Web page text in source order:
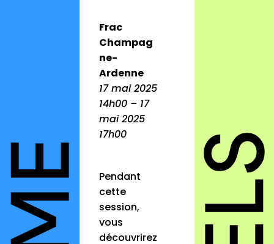
Frac
Champag
ne-
Ardenne
17 mai 2025
14h00 – 17
mai 2025
17h00
Pendant
cette
session,
vous
découvrirez